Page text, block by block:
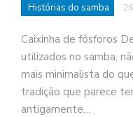
Histórias do samba
Caixinha de fósforos
utilizados no samba,
mais minimalista do
tradição que parece
antigamente…